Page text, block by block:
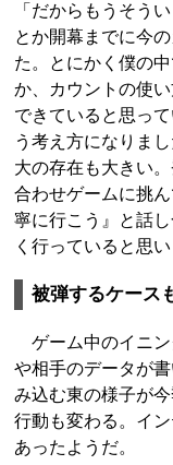
「だからもうそう
とか開幕までに今
た。とにかく僕の
か、カウントの使
できていると思っ
う考え方になりま
大の存在も大きい
合わせゲームに挑
寧に行こう』と話
く行っていると思い
被弾するケース
ゲーム中のイニン
や相手のデータが
み込む東の様子が
行動も変わる。イ
あったようだ。